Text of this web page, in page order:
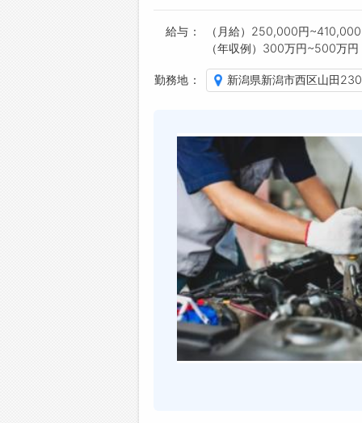
給与
（月給）250,000円
（年収例）300万円~500万円
勤務地 新潟県新潟市西区山田